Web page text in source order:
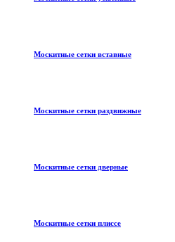
Москитные сетки вставные
Москитные сетки раздвижные
Москитные сетки дверные
Москитные сетки плиссе